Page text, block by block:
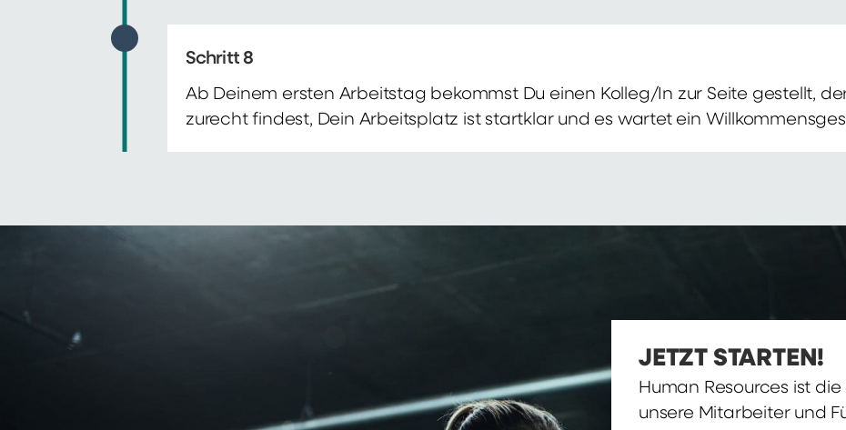
Schritt 8
Ab Deinem ersten Arbeitstag bekommst Du einen Kolleg/In zur Seite gestellt,
zurecht findest, Dein Arbeitsplatz ist startklar und es wartet ein
JETZT STARTEN!
Human Resources ist
unsere Mitarbeiter und